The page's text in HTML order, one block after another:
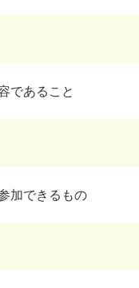
であること
加できるもの